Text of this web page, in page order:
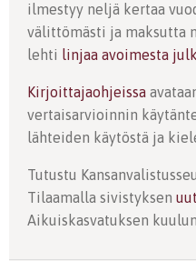
ilmestyy neljä kertaa
välittömästi ja maksutta
lehti linjaa avoimesta
Kirjoittajaohjeissa
vertaisarvioinnin
lähteiden käytöstä ja
Tutustu
Tilaamalla sivistyksen
Aikuiskasvatuksen